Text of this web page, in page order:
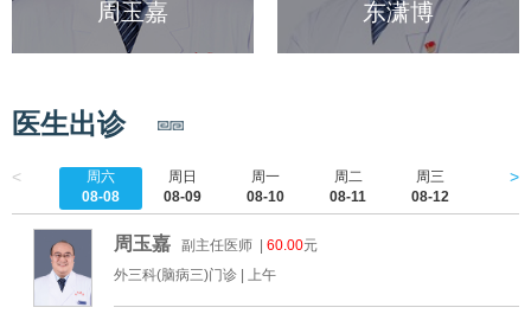
东潇博 王文鑫
医生出诊
<
周六
08-08
周日
08-09
周一
08-10
周二
08-11
周三
08-12
周四
>
周玉嘉 副主任医师 | 60.00元
外三科(脑病三)门诊 | 上午